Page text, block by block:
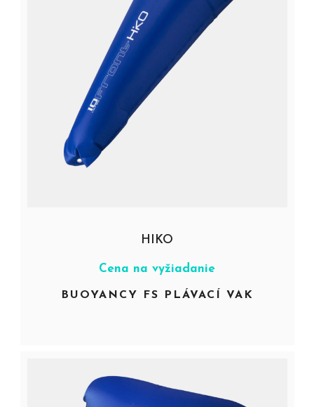
HIKO
Cena na vyžiadanie
BUOYANCY FS PLÁVACÍ VAK